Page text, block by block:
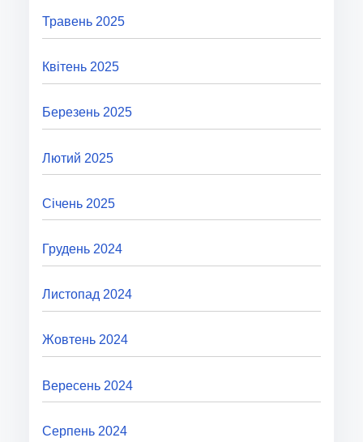
Травень 2025
Квітень 2025
Березень 2025
Лютий 2025
Січень 2025
Грудень 2024
Листопад 2024
Жовтень 2024
Вересень 2024
Серпень 2024